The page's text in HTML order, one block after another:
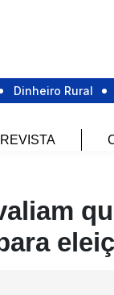
Dinheiro Rural
REVISTA